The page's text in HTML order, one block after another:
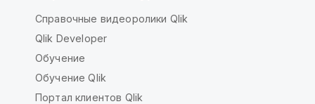
Справочные видеоролики Qlik
Qlik Developer
Обучение
Обучение Qlik
Портал клиентов Qlik